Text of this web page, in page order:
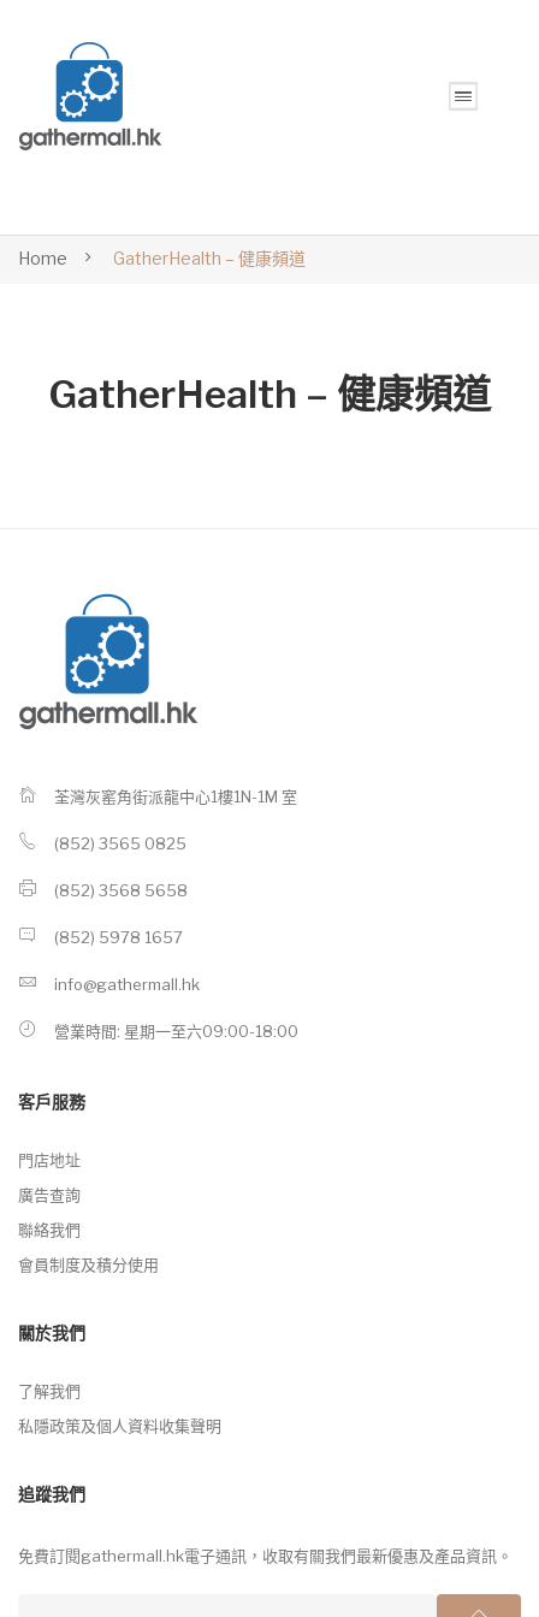
Home GatherHealth – 健康頻道
GatherHealth – 健康頻道
荃灣灰窰角街派龍中心1樓1N-1M 室
(852) 3565 0825
(852) 3568 5658
(852) 5978 1657
info@gathermall.hk
營業時間: 星期一至六09:00-18:00
客戶服務
門店地址
廣告查詢
聯絡我們
會員制度及積分使用
關於我們
了解我們
私隱政策及個人資料收集聲明
追蹤我們
免費訂閱gathermall.hk電子通訊，收取有關我們最新優惠及產品資訊。